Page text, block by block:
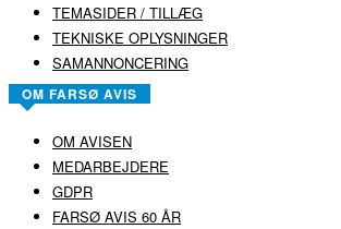
TEMASIDER / TILLÆG
TEKNISKE OPLYSNINGER
SAMANNONCERING
OM FARSØ AVIS
OM AVISEN
MEDARBEJDERE
GDPR
FARSØ AVIS 60 ÅR